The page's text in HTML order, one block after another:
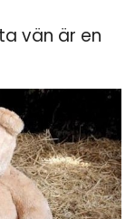
vän är en